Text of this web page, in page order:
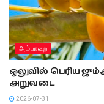
அம்பாறை
ஒலுவில் பெரிய
அறுவடை
2026-07-31